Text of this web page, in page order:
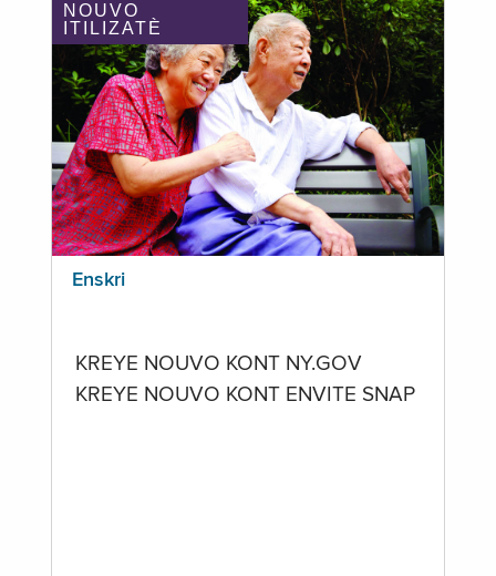
NOUVO
ITILIZATÈ
Enskri
KREYE NOUVO KONT NY.GOV
KREYE NOUVO KONT ENVITE SNAP